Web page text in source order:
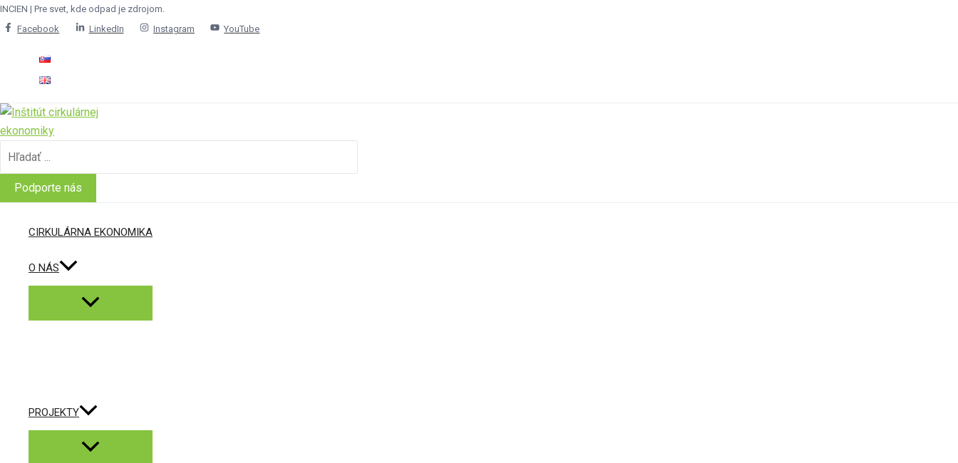
Preskočiť
na
INCIEN | Pre svet, kde odpad je zdrojom.
Facebook
LinkedIn Instagram YouTube
for:
Podporte nás
CIRKULÁRNA EKONOMIKA
O NÁS
Menu
Toggle
PROJEKTY
Menu
Toggle
Menu
Toggle